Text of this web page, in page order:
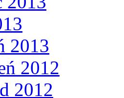
2013
2012
2012